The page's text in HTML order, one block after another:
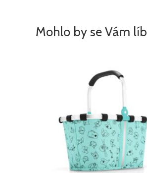
Mohlo by se Vám
775 Kč.
je:
675 Kč.